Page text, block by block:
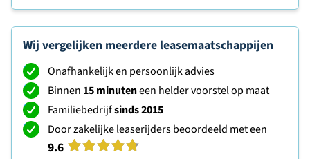
Wij vergelijken meerdere leasemaatschappijen
Onafhankelijk en persoonlijk advies
Binnen 15 minuteneen helder voorstel op maat
Familiebedrijfsinds 2015
Door zakelijke leaserijders beoordeeld met een
9.6